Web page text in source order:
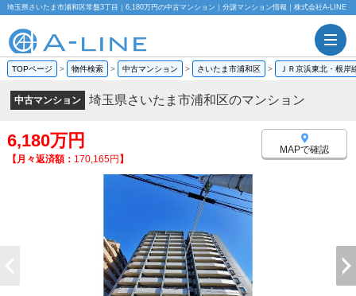
埼玉県さいたま市浦和区常盤3丁目｜6,180万円の中古マンション｜分譲マンション情報｜株式会社A-LINE
TOPページ > 物件検索 > 中古マンション > さいたま市浦和区 > ＪＲ京浜東北・根岸
中古マンション 埼玉県さいたま市浦和区のマンション
6,180万円
【月々返済額： 170,165円】
MAPで確認